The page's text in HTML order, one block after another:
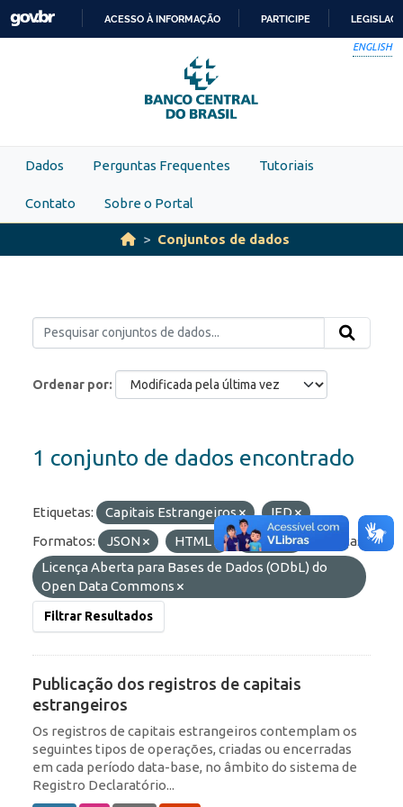
Skip to main content
PARA
O
CONTEÚDO
ACESSO À INFORMAÇÃO PARTICIPE
ENGLISH
Dados Perguntas Frequentes Tutoriais
Contato Sobre o Portal
Conjuntos de dados
Ordenar por
1 conjunto de dados encontrado
Etiquetas: Capitais Estrangeiros
IED
Formatos:
JSON HTML OData
Licenças:
Licença Aberta para Bases de Dados (ODbL) do
Open Data Commons
Filtrar Resultados
Publicação dos registros de capitais
estrangeiros
Os registros de capitais estrangeiros contemplam os
seguintes tipos de operações, criadas ou encerradas
em cada período data-base, no âmbito do sistema de
Registro Declaratório...